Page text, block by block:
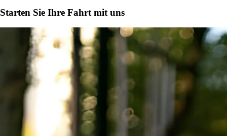
Starten Sie Ihre Fahrt mit uns